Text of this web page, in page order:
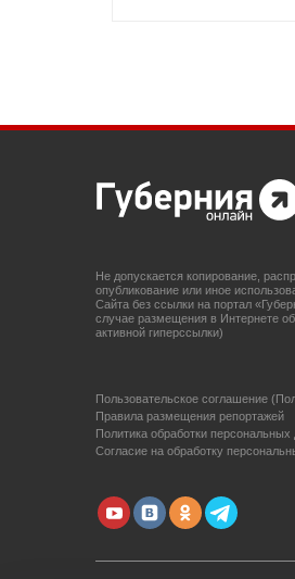
Не допускается копирование,
опубликование или иное
Сайта без ссылки на портал
случае размещения в Интернете
активной гиперссылки)
Пользовательское соглашение
Правила размещения репортажей
Политика обработки персональных
Согласие на обработку